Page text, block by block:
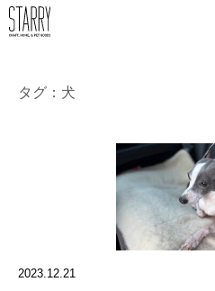
タグ：犬
2023.12.21